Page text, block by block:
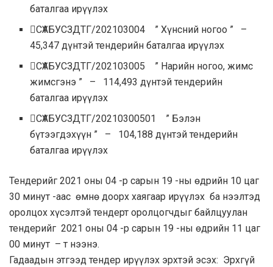
баталгаа ирүүлэх
СҮАБУСЗДТГ/202103004 ” Хүнсний ногоо ” –
45,347 дүнтэй тендерийн баталгаа ирүүлэх
СҮАБУСЗДТГ/202103005 ” Нарийн ногоо, жимс
жимсгэнэ ” – 114,493 дүнтэй тендерийн
баталгаа ирүүлэх
СҮАБУСЗДТГ/20210300501 ” Бэлэн
бүтээгдэхүүн ” – 104,188 дүнтэй тендерийн
баталгаа ирүүлэх
Тендерийг 2021 оны 04 -р сарын 19 -ны өдрийн 10 цаг
30 минут -аас өмнө доорх хаягаар ирүүлэх ба нээлтэд
оролцох хүсэлтэй тендерт оролцогчдыг байлцуулан
тендерийг 2021 оны 04 -р сарын 19 -ны өдрийн 11 цаг
00 минут – т нээнэ.
Гадаадын этгээд тендер ирүүлэх эрхтэй эсэх: Эрхгүй